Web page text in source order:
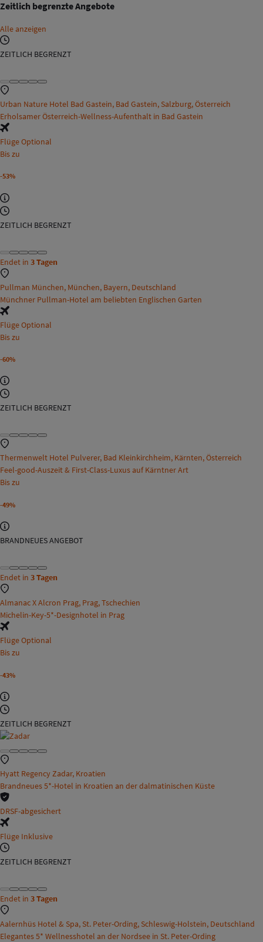
Zeitlich begrenzte Angebote
Alle anzeigen
ZEITLICH BEGRENZT
Urban Nature Hotel Bad Gastein, Bad Gastein, Salzburg, Österreich
Erholsamer Österreich-Wellness-Aufenthalt in Bad Gastein
Flüge Optional
Bis zu
-53%
ZEITLICH BEGRENZT
Endet in 3 Tagen
Pullman München, München, Bayern, Deutschland
Münchner Pullman-Hotel am beliebten Englischen Garten
Flüge Optional
Bis zu
-60%
ZEITLICH BEGRENZT
Thermenwelt Hotel Pulverer, Bad Kleinkirchheim, Kärnten, Österreich
Feel-good-Auszeit & First-Class-Luxus auf Kärntner Art
Bis zu
-49%
BRANDNEUES ANGEBOT
Endet in 3 Tagen
Almanac X Alcron Prag, Prag, Tschechien
Michelin-Key-5*-Designhotel in Prag
Flüge Optional
Bis zu
-43%
ZEITLICH BEGRENZT
Hyatt Regency Zadar, Kroatien
Brandneues 5*-Hotel in Kroatien an der dalmatinischen Küste
DRSF-abgesichert
Flüge Inklusive
ZEITLICH BEGRENZT
Endet in 3 Tagen
Aalernhüs Hotel & Spa, St. Peter-Ording, Schleswig-Holstein, Deutschland
Elegantes 5* Wellnesshotel an der Nordsee in St. Peter-Ording